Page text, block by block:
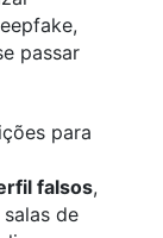
passar
para
falsos,
de